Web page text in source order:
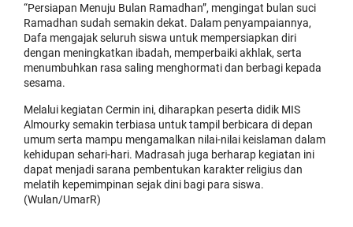
“Persiapan Menuju Bulan Ramadhan”, mengingat bulan suci
Ramadhan sudah semakin dekat. Dalam penyampaiannya,
Dafa mengajak seluruh siswa untuk mempersiapkan diri
dengan meningkatkan ibadah, memperbaiki akhlak, serta
menumbuhkan rasa saling menghormati dan berbagi kepada
sesama.
Melalui kegiatan Cermin ini, diharapkan peserta didik MIS
Almourky semakin terbiasa untuk tampil berbicara di depan
umum serta mampu mengamalkan nilai-nilai keislaman dalam
kehidupan sehari-hari. Madrasah juga berharap kegiatan ini
dapat menjadi sarana pembentukan karakter religius dan
melatih kepemimpinan sejak dini bagi para siswa.
(Wulan/UmarR)